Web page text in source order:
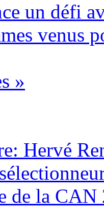
un défi
venus
»